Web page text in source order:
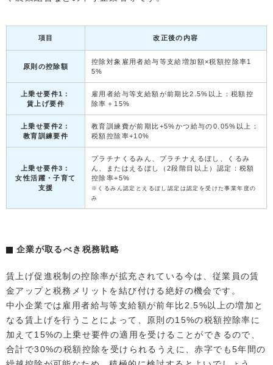
項目 改正後の内容
原則の控除額
控除対象雇用者給与等支給増加額×税額控除率1
5%
上乗せ要件1：
賃上げ要件
雇用者給与等支給額が前期比2.5%以上：税額控
除率＋15%
上乗せ要件2：
教育訓練要件
教育訓練費が前期比+5%かつ給与の0.05%以上：
税額控除率+10%
上乗せ要件3：
女性活躍・子育て
支援
プラチナくるみん、プラチナえるぼし、くるみ
ん、またはえるぼし（2段階目以上）認定：税額
控除率+5%
※くるみん認定とえるぼし認定は認定を受けた事業年度の
み
企業が取るべき税務戦略
賃上げ促進税制の控除率が拡充されている今は、従業員の賃
金アップと税務メリットを結び付ける絶好の機会です。
中小企業では雇用者給与等支給額が前年比2.5%以上の増加と
なる賃上げを行うことによって、原則の15%の税額控除率に
加えて15%の上乗せ要件の適用を受けることができるので、
合計で30%の税額控除を受けられるうえに、赤字でも5年間の